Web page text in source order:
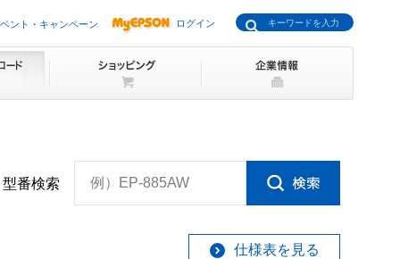
ント・キャンペーン ログイン
型番検索 例）EP-885AW
仕様表を見る